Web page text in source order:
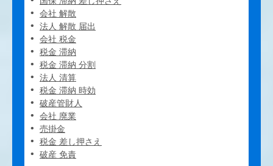
会社 解散
法人 解散 届出
会社 税金
税金 滞納
税金 滞納 分割
法人 清算
税金 滞納 時効
破産管財人
会社 廃業
売掛金
税金 差し押さえ
破産 免責